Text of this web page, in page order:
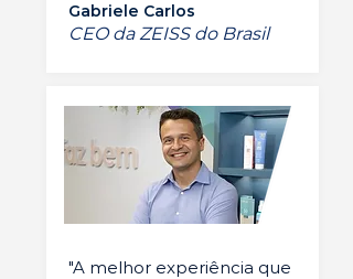
Gabriele Carlos
CEO da ZEISS do Brasil
"A melhor experiência que